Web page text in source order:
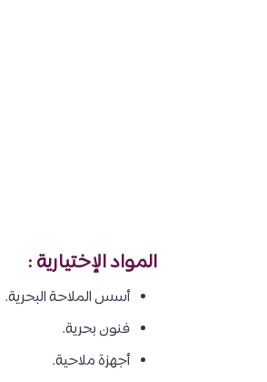
المواد الإختيارية :
أسس الملاحة البحرية.
فنون بحرية.
أجهزة ملاحية.